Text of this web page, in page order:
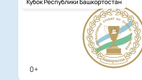
0+
Кубок Республики Башкортостан